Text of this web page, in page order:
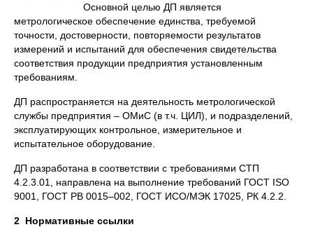
Основной целью ДП является
метрологическое обеспечение единства, требуемой
точности, достоверности, повторяемости результатов
измерений и испытаний для обеспечения свидетельства
соответствия продукции предприятия установленным
требованиям.
ДП распространяется на деятельность метрологической
службы предприятия – ОМиС (в т.ч. ЦИЛ), и подразделений,
эксплуатирующих контрольное, измерительное и
испытательное оборудование.
ДП разработана в соответствии с требованиями СТП
4.2.3.01, направлена на выполнение требований ГОСТ ISO
9001, ГОСТ РВ 0015–002, ГОСТ ИСО/МЭК 17025, РК 4.2.2.
2 Нормативные ссылки